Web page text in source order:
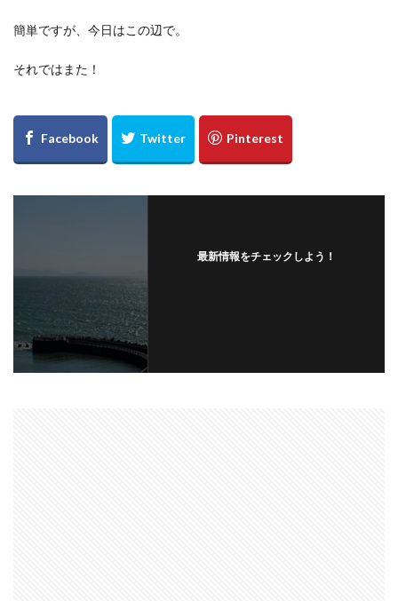
簡単ですが、今日はこの辺で。
それではまた！
最新情報をチェックしよう！